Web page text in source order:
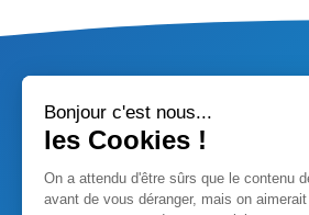
À propos de DoConnect.
Nos solutions
Bonjour c'est nous...
les Cookies !
On a attendu d'être sûrs que le contenu
avant de vous déranger, mais on